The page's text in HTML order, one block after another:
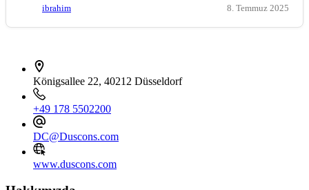
ibrahim 8. Temmuz 2025
Königsallee 22, 40212 Düsseldorf
+49 178 5502200
DC@Duscons.com
www.duscons.com